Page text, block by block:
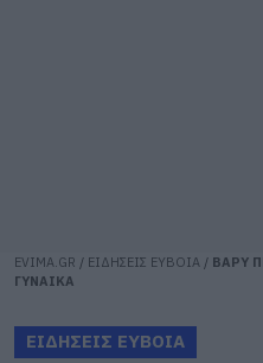
EVIMA.GR / ΕΙΔΗΣΕΙΣ ΕΥΒΟΙΑ / ΒΑΡΥ
ΓΥΝΑΙΚΑ
ΕΙΔΗΣΕΙΣ ΕΥΒΟΙΑ